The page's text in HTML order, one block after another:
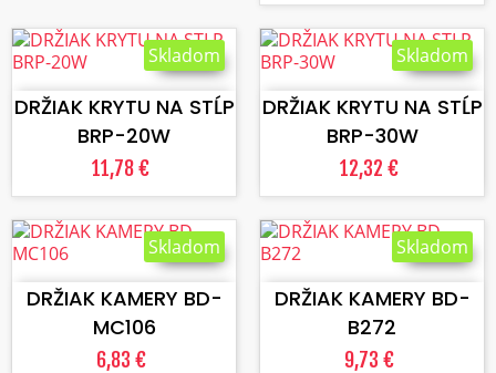
VLOŽIŤ DO KOŠÍKA
DRŽIAK KRYTU NA STĹP
BRP-20W
11,78 €
Skladom VLOŽIŤ DO KOŠÍKA
DRŽIAK KRYTU NA STĹP
BRP-30W
12,32 €
Skladom
VLOŽIŤ DO KOŠÍKA
DRŽIAK KAMERY BD-
MC106
6,83 €
Skladom VLOŽIŤ DO KOŠÍKA
DRŽIAK KAMERY BD-
B272
9,73 €
Skladom